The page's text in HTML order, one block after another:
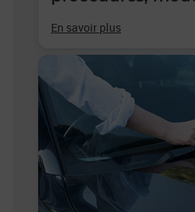
En savoir plus